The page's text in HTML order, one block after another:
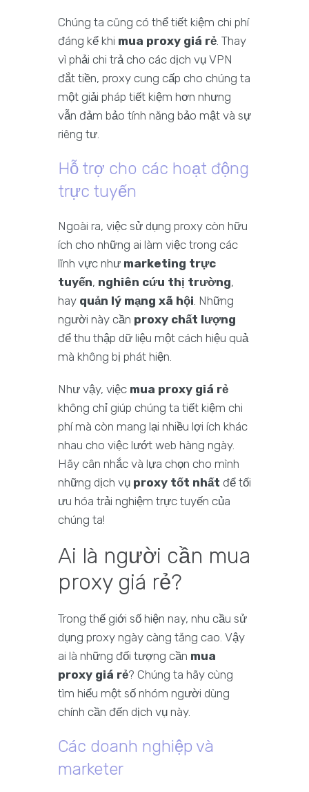
Chúng ta cũng có thể tiết kiệm chi phí
đáng kể khi mua proxy giá rẻ. Thay
vì phải chi trả cho các dịch vụ VPN
đắt tiền, proxy cung cấp cho chúng ta
một giải pháp tiết kiệm hơn nhưng
vẫn đảm bảo tính năng bảo mật và sự
riêng tư.
Hỗ trợ cho các hoạt động
trực tuyến
Ngoài ra, việc sử dụng proxy còn hữu
ích cho những ai làm việc trong các
lĩnh vực như marketing trực
tuyến, nghiên cứu thị trường,
hay quản lý mạng xã hội. Những
người này cần proxy chất lượng
để thu thập dữ liệu một cách hiệu quả
mà không bị phát hiện.
Như vậy, việc mua proxy giá rẻ
không chỉ giúp chúng ta tiết kiệm chi
phí mà còn mang lại nhiều lợi ích khác
nhau cho việc lướt web hàng ngày.
Hãy cân nhắc và lựa chọn cho mình
những dịch vụ proxy tốt nhất để tối
ưu hóa trải nghiệm trực tuyến của
chúng ta!
Ai là người cần mua
proxy giá rẻ?
Trong thế giới số hiện nay, nhu cầu sử
dụng proxy ngày càng tăng cao. Vậy
ai là những đối tượng cần mua
proxy giá rẻ? Chúng ta hãy cùng
tìm hiểu một số nhóm người dùng
chính cần đến dịch vụ này.
Các doanh nghiệp và
marketer